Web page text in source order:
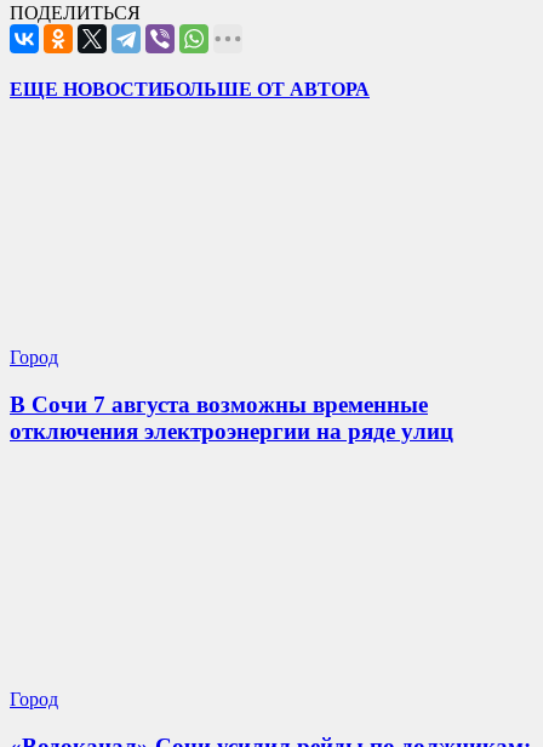
ПОДЕЛИТЬСЯ
ЕЩЕ НОВОСТИБОЛЬШЕ ОТ АВТОРА
Город
В Сочи 7 августа возможны временные
отключения электроэнергии на ряде улиц
Город